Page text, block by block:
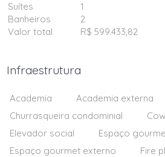
Suítes
1
Banheiros
2
Valor total
R$ 599.433,82
Infraestrutura
Academia
Academia externa
Churrasqueira condominial
Elevador social
Espaço
Espaço gourmet externo
Fire